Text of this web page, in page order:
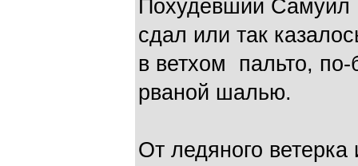
Похудевший Самуил
сдал или так
в ветхом пальто, по-
рваной шалью.
От ледяного ветерка